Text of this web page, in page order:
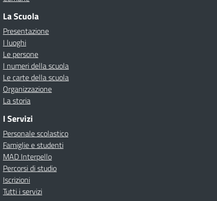
La Scuola
Presentazione
I luoghi
Le persone
I numeri della scuola
Le carte della scuola
Organizzazione
La storia
I Servizi
Personale scolastico
Famiglie e studenti
MAD Interpello
Percorsi di studio
Iscrizioni
Tutti i servizi